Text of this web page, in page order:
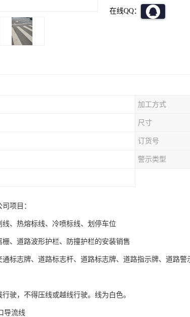
在线QQ：
加工方式
尺寸
订货号
警示类型
项目：
、热熔标线、冷喷标线、划停车位
、道路波形护栏、防撞护栏的安装销售
标志牌、道路标志杆、道路标志牌、道路指示牌、道路警
驶，不得压线或越线行驶。线为白色。
导流线